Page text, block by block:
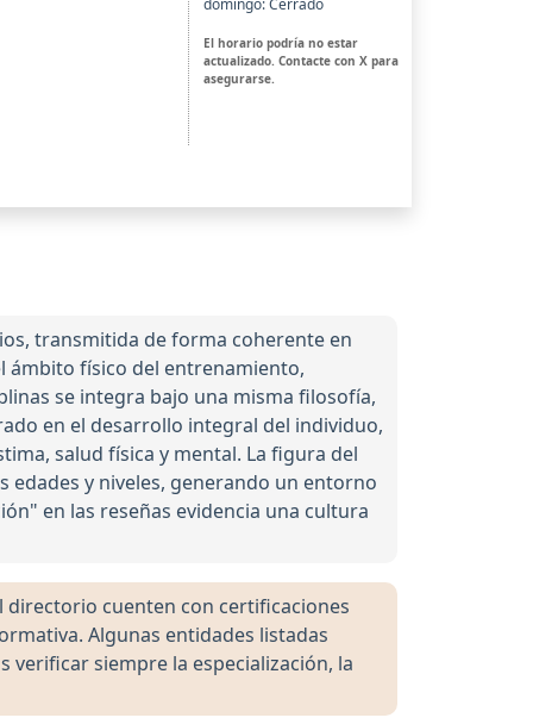
domingo: Cerrado
El horario podría no estar
actualizado. Contacte con X para
asegurarse.
transmitida de forma coherente en
ámbito físico del entrenamiento,
se integra bajo una misma filosofía,
en el desarrollo integral del individuo,
salud física y mental. La figura del
y niveles, generando un entorno
en las reseñas evidencia una cultura
cuenten con certificaciones
Algunas entidades listadas
verificar siempre la especialización, la